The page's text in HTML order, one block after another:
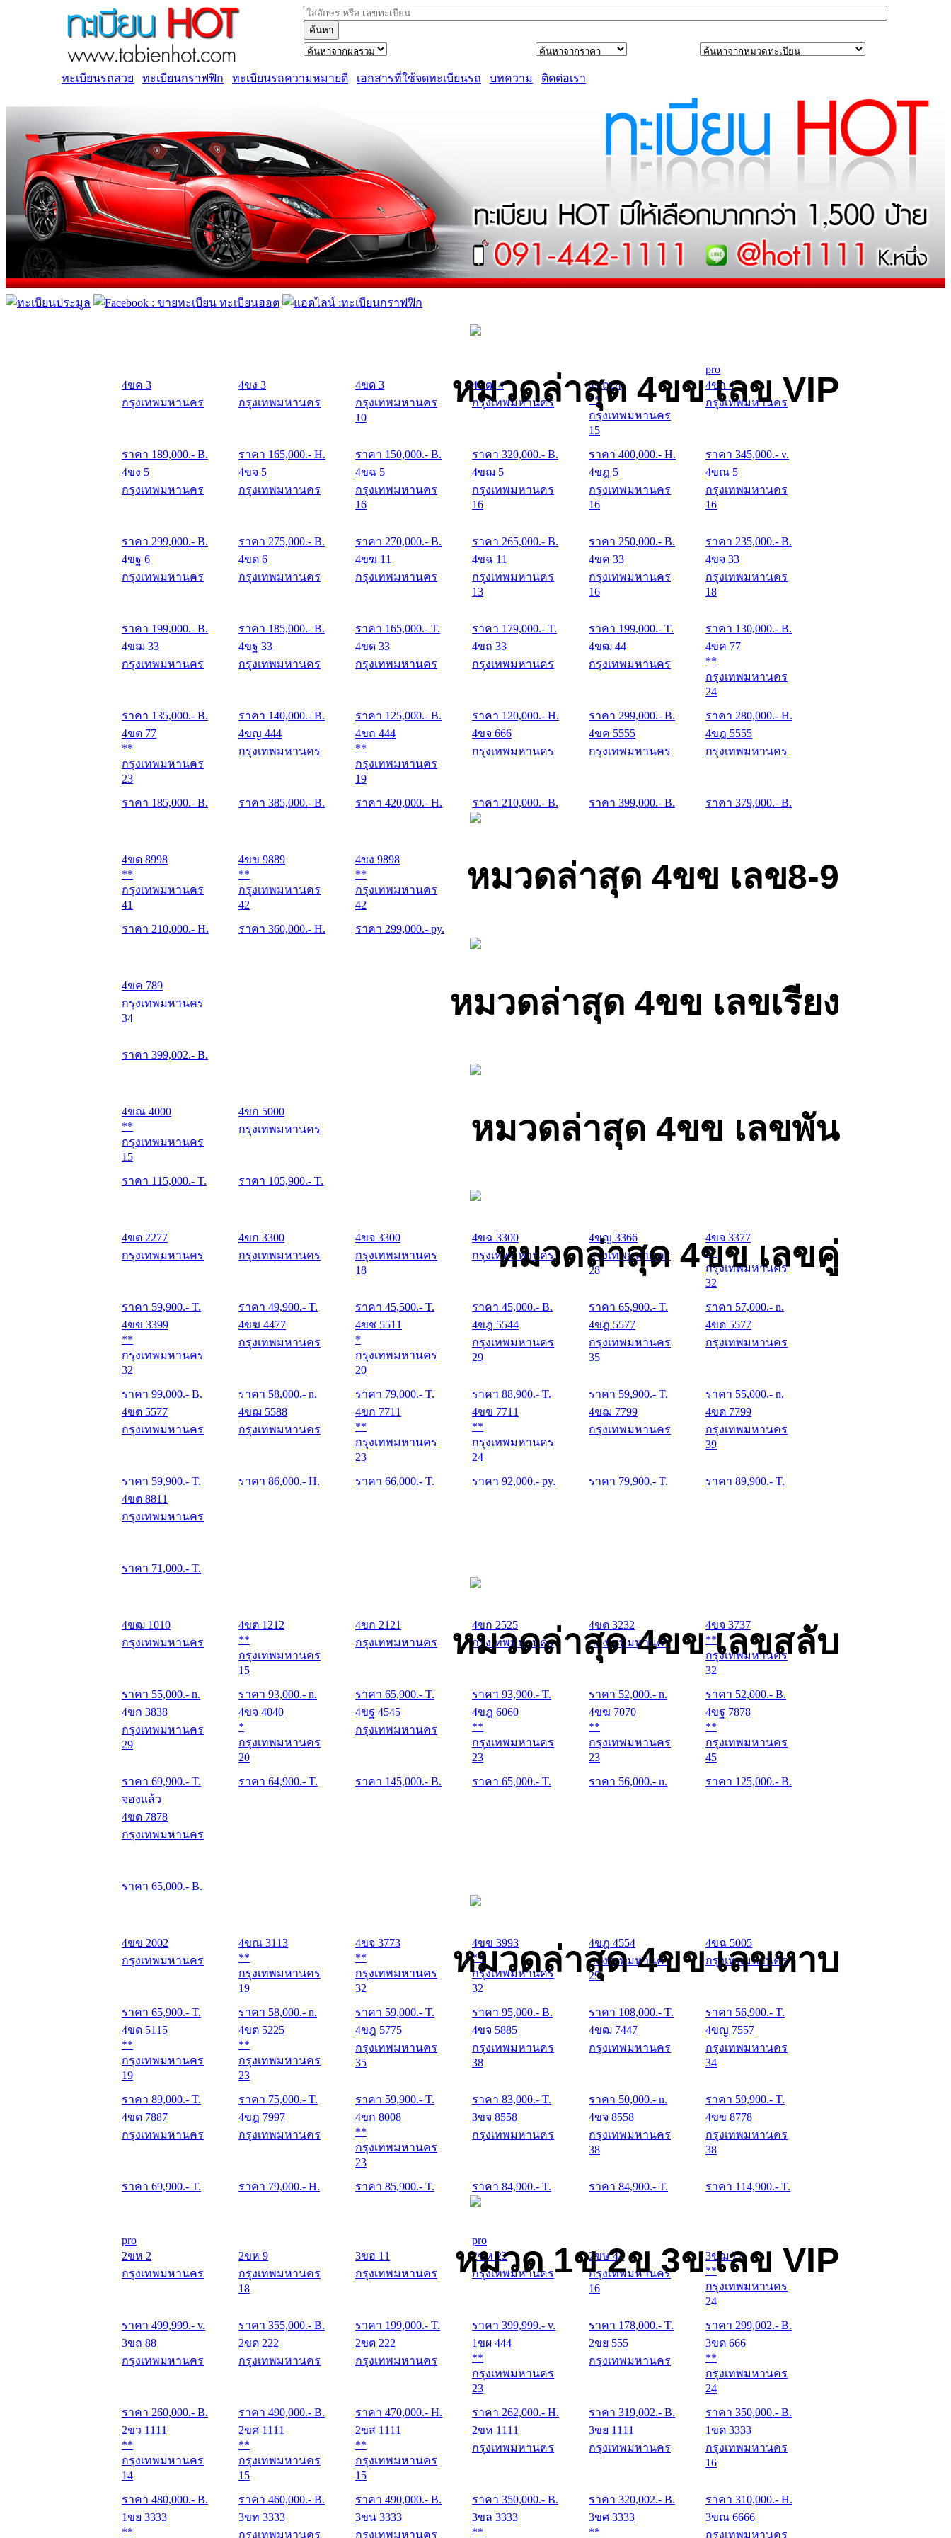
ค้นหา
ทะเบียนรถสวย ทะเบียนกราฟฟิก ทะเบียนรถความหมายดี เอกสารที่ใช้จดทะเบียนรถ บทความ ติดต่อเรา
หมวดล่าสุด 4ขข เลข VIP
4ขค 3
กรุงเทพมหานคร
ราคา 189,000.- B.
4ขง 3
กรุงเทพมหานคร
ราคา 165,000.- H.
4ขด 3
กรุงเทพมหานคร
10
ราคา 150,000.- B.
4ขฒ 4
กรุงเทพมหานคร
ราคา 320,000.- B.
4ขณ 4
**
กรุงเทพมหานคร
15
ราคา 400,000.- H.
pro
4ขถ 4
กรุงเทพมหานคร
ราคา 345,000.- v.
4ขง 5
กรุงเทพมหานคร
ราคา 299,000.- B.
4ขจ 5
กรุงเทพมหานคร
ราคา 275,000.- B.
4ขฉ 5
กรุงเทพมหานคร
16
ราคา 270,000.- B.
4ขฌ 5
กรุงเทพมหานคร
16
ราคา 265,000.- B.
4ขฎ 5
กรุงเทพมหานคร
16
ราคา 250,000.- B.
4ขณ 5
กรุงเทพมหานคร
16
ราคา 235,000.- B.
4ขฐ 6
กรุงเทพมหานคร
ราคา 199,000.- B.
4ขด 6
กรุงเทพมหานคร
ราคา 185,000.- B.
4ขฆ 11
กรุงเทพมหานคร
ราคา 165,000.- T.
4ขฉ 11
กรุงเทพมหานคร
13
ราคา 179,000.- T.
4ขค 33
กรุงเทพมหานคร
16
ราคา 199,000.- T.
4ขจ 33
กรุงเทพมหานคร
18
ราคา 130,000.- B.
4ขฌ 33
กรุงเทพมหานคร
ราคา 135,000.- B.
4ขฐ 33
กรุงเทพมหานคร
ราคา 140,000.- B.
4ขด 33
กรุงเทพมหานคร
ราคา 125,000.- B.
4ขถ 33
กรุงเทพมหานคร
ราคา 120,000.- H.
4ขฒ 44
กรุงเทพมหานคร
ราคา 299,000.- B.
4ขค 77
**
กรุงเทพมหานคร
24
ราคา 280,000.- H.
4ขต 77
**
กรุงเทพมหานคร
23
ราคา 185,000.- B.
4ขญ 444
กรุงเทพมหานคร
ราคา 385,000.- B.
4ขถ 444
**
กรุงเทพมหานคร
19
ราคา 420,000.- H.
4ขจ 666
กรุงเทพมหานคร
ราคา 210,000.- B.
4ขค 5555
กรุงเทพมหานคร
ราคา 399,000.- B.
4ขฎ 5555
กรุงเทพมหานคร
ราคา 379,000.- B.
หมวดล่าสุด 4ขข เลข8-9
4ขด 8998
**
กรุงเทพมหานคร
41
ราคา 210,000.- H.
4ขข 9889
**
กรุงเทพมหานคร
42
ราคา 360,000.- H.
4ขง 9898
**
กรุงเทพมหานคร
42
ราคา 299,000.- py.
หมวดล่าสุด 4ขข เลขเรียง
4ขค 789
กรุงเทพมหานคร
34
ราคา 399,002.- B.
หมวดล่าสุด 4ขข เลขพัน
4ขณ 4000
**
กรุงเทพมหานคร
15
ราคา 115,000.- T.
4ขก 5000
กรุงเทพมหานคร
ราคา 105,900.- T.
หมวดล่าสุด 4ขข เลขคู่
4ขต 2277
กรุงเทพมหานคร
ราคา 59,900.- T.
4ขก 3300
กรุงเทพมหานคร
ราคา 49,900.- T.
4ขจ 3300
กรุงเทพมหานคร
18
ราคา 45,500.- T.
4ขฉ 3300
กรุงเทพมหานคร
ราคา 45,000.- B.
4ขญ 3366
กรุงเทพมหานคร
28
ราคา 65,900.- T.
4ขจ 3377
**
กรุงเทพมหานคร
32
ราคา 57,000.- n.
4ขข 3399
**
กรุงเทพมหานคร
32
ราคา 99,000.- B.
4ขฆ 4477
กรุงเทพมหานคร
ราคา 58,000.- n.
4ขช 5511
*
กรุงเทพมหานคร
20
ราคา 79,000.- T.
4ขฎ 5544
กรุงเทพมหานคร
29
ราคา 88,900.- T.
4ขฎ 5577
กรุงเทพมหานคร
35
ราคา 59,900.- T.
4ขด 5577
กรุงเทพมหานคร
ราคา 55,000.- n.
4ขต 5577
กรุงเทพมหานคร
ราคา 59,900.- T.
4ขฌ 5588
กรุงเทพมหานคร
ราคา 86,000.- H.
4ขก 7711
**
กรุงเทพมหานคร
23
ราคา 66,000.- T.
4ขข 7711
**
กรุงเทพมหานคร
24
ราคา 92,000.- py.
4ขฌ 7799
กรุงเทพมหานคร
ราคา 79,900.- T.
4ขด 7799
กรุงเทพมหานคร
39
ราคา 89,900.- T.
4ขต 8811
กรุงเทพมหานคร
ราคา 71,000.- T.
หมวดล่าสุด 4ขข เลขสลับ
4ขฒ 1010
กรุงเทพมหานคร
ราคา 55,000.- n.
4ขต 1212
**
กรุงเทพมหานคร
15
ราคา 93,000.- n.
4ขก 2121
กรุงเทพมหานคร
ราคา 65,900.- T.
4ขก 2525
กรุงเทพมหานคร
ราคา 93,900.- T.
4ขด 3232
กรุงเทพมหานคร
ราคา 52,000.- n.
4ขจ 3737
**
กรุงเทพมหานคร
32
ราคา 52,000.- B.
4ขก 3838
กรุงเทพมหานคร
29
ราคา 69,900.- T.
4ขจ 4040
*
กรุงเทพมหานคร
20
ราคา 64,900.- T.
4ขฐ 4545
กรุงเทพมหานคร
ราคา 145,000.- B.
4ขฎ 6060
**
กรุงเทพมหานคร
23
ราคา 65,000.- T.
4ขฆ 7070
**
กรุงเทพมหานคร
23
ราคา 56,000.- n.
4ขฐ 7878
**
กรุงเทพมหานคร
45
ราคา 125,000.- B.
จองแล้ว
4ขด 7878
กรุงเทพมหานคร
ราคา 65,000.- B.
หมวดล่าสุด 4ขข เลขหาบ
4ขข 2002
กรุงเทพมหานคร
ราคา 65,900.- T.
4ขณ 3113
**
กรุงเทพมหานคร
19
ราคา 58,000.- n.
4ขจ 3773
**
กรุงเทพมหานคร
32
ราคา 59,000.- T.
4ขข 3993
**
กรุงเทพมหานคร
32
ราคา 95,000.- B.
4ขฎ 4554
กรุงเทพมหานคร
29
ราคา 108,000.- T.
4ขฉ 5005
กรุงเทพมหานคร
ราคา 56,900.- T.
4ขด 5115
**
กรุงเทพมหานคร
19
ราคา 89,000.- T.
4ขต 5225
**
กรุงเทพมหานคร
23
ราคา 75,000.- T.
4ขฎ 5775
กรุงเทพมหานคร
35
ราคา 59,900.- T.
4ขจ 5885
กรุงเทพมหานคร
38
ราคา 83,000.- T.
4ขฒ 7447
กรุงเทพมหานคร
ราคา 50,000.- n.
4ขญ 7557
กรุงเทพมหานคร
34
ราคา 59,900.- T.
4ขด 7887
กรุงเทพมหานคร
ราคา 69,900.- T.
4ขฎ 7997
กรุงเทพมหานคร
ราคา 79,000.- H.
4ขก 8008
**
กรุงเทพมหานคร
23
ราคา 85,900.- T.
3ขจ 8558
กรุงเทพมหานคร
ราคา 84,900.- T.
4ขจ 8558
กรุงเทพมหานคร
38
ราคา 84,900.- T.
4ขข 8778
กรุงเทพมหานคร
38
ราคา 114,900.- T.
หมวด 1ข 2ข 3ข เลข VIP
pro
2ขห 2
กรุงเทพมหานคร
ราคา 499,999.- v.
2ขห 9
กรุงเทพมหานคร
18
ราคา 355,000.- B.
3ขฮ 11
กรุงเทพมหานคร
ราคา 199,000.- T.
pro
2ขห 22
กรุงเทพมหานคร
ราคา 399,999.- v.
2ขษ 44
กรุงเทพมหานคร
16
ราคา 178,000.- T.
3ขฌ 77
**
กรุงเทพมหานคร
24
ราคา 299,002.- B.
3ขถ 88
กรุงเทพมหานคร
ราคา 260,000.- B.
2ขด 222
กรุงเทพมหานคร
ราคา 490,000.- B.
2ขต 222
กรุงเทพมหานคร
ราคา 470,000.- H.
1ขผ 444
**
กรุงเทพมหานคร
23
ราคา 262,000.- H.
2ขย 555
กรุงเทพมหานคร
ราคา 319,002.- B.
3ขด 666
**
กรุงเทพมหานคร
24
ราคา 350,000.- B.
2ขว 1111
**
กรุงเทพมหานคร
14
ราคา 480,000.- B.
2ขศ 1111
**
กรุงเทพมหานคร
15
ราคา 460,000.- B.
2ขส 1111
**
กรุงเทพมหานคร
15
ราคา 490,000.- B.
2ขห 1111
กรุงเทพมหานคร
ราคา 350,000.- B.
3ขย 1111
กรุงเทพมหานคร
ราคา 320,002.- B.
1ขด 3333
กรุงเทพมหานคร
16
ราคา 310,000.- H.
1ขย 3333
**
3ขท 3333
กรุงเทพมหานคร
3ขน 3333
กรุงเทพมหานคร
3ขล 3333
**
3ขศ 3333
**
3ขณ 6666
กรุงเทพมหานคร